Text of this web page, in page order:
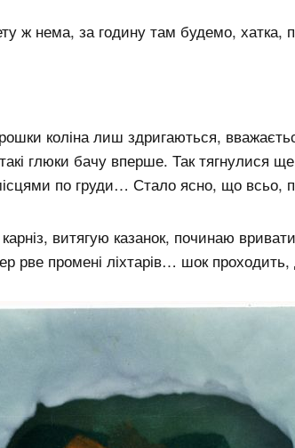
ж нема, за годину там будемо, хатка,
коліна лиш здригаються,
глюки бачу вперше. Так тягнулися
по груди… Стало ясно, що всьо,
витягую казанок, починаю
рве промені ліхтарів… шок проходить,